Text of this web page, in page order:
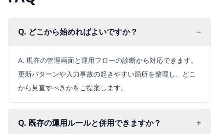
Q. どこから始めればよいですか？ −
A. 現在の管理画面と運用フローの診断から対応できます。
更新パターンや入力事故の起きやすい箇所を整理し、どこ
から見直すべきかをご提案します。
Q. 既存の運用ルールと併用できますか？ +